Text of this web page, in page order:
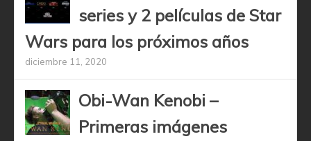
series y 2 películas de Star
Wars para los próximos años
diciembre 11, 2020
Obi-Wan Kenobi –
Primeras imágenes